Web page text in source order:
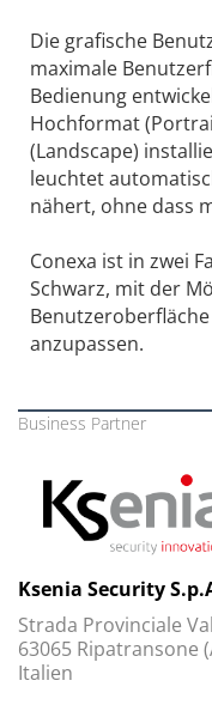
Die grafische
maximale
Bedienung
Hochformat
(Landscape)
leuchtet
nähert, ohne dass
Conexa ist in zwei
Schwarz, mit der
anzupassen.
Business Partner
Ksenia Security
Strada Provinciale
63065 Ripatransone
Italien